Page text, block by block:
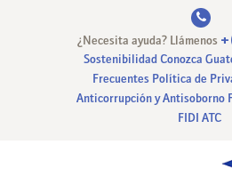
¿Necesita ayuda? Llámenos
Sostenibilidad Conozca
Frecuentes Política de
Anticorrupción y Antisoborno
FIDI ATC